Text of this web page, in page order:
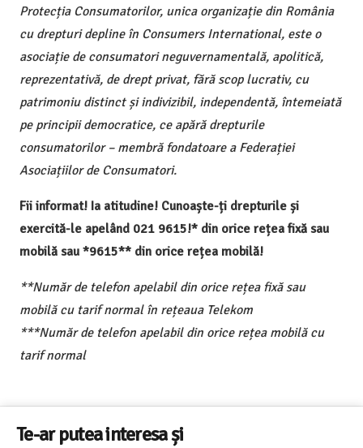
Protecția Consumatorilor, unica organizație din România
cu drepturi depline în Consumers International, este o
asociație de consumatori neguvernamentală, apolitică,
reprezentativă, de drept privat, fără scop lucrativ, cu
patrimoniu distinct și indivizibil, independentă, întemeiată
pe principii democratice, ce apără drepturile
consumatorilor – membră fondatoare a Federației
Asociațiilor de Consumatori.
Fii informat! Ia atitudine! Cunoaște-ți drepturile și
exercită-le apelând 021 9615!* din orice rețea fixă sau
mobilă sau *9615** din orice rețea mobilă!
**Număr de telefon apelabil din orice rețea fixă sau
mobilă cu tarif normal în rețeaua Telekom
***Număr de telefon apelabil din orice rețea mobilă cu
tarif normal
Te-ar putea interesa și